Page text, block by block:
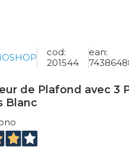
cod:
201544
ean:
de Plafond avec 3
Blanc